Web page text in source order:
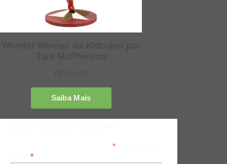
*indicates required
*